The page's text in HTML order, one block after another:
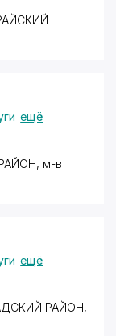
ещё
, м-в
ещё
РАЙОН,